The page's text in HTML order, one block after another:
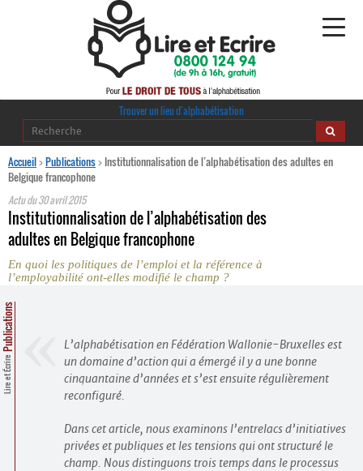
Alphabétisation
·
Ressources pédagogiques
Bienvenue en Belgique
Contacts
Trouver un lieu d’alphabétisation
Accueil>Publications> Institutionnalisation de l’alphabétisation des adultes en
Belgique francophone
Actu du30 avril 2015
Institutionnalisation de l’alphabétisation des
adultes en Belgique francophone
En quoi les politiques de l’emploi et la référence à
l’employabilité ont-elles modifié le champ ?
Lire et Écrire
Publications
L’alphabétisation en Fédération Wallonie-Bruxelles est
un domaine d’action qui a émergé il y a une bonne
cinquantaine d’années et s’est ensuite régulièrement
reconfiguré.
Dans cet article, nous examinons l’entrelacs d’initiatives
privées et publiques et les tensions qui ont structuré le
champ. Nous distinguons trois temps dans le processus